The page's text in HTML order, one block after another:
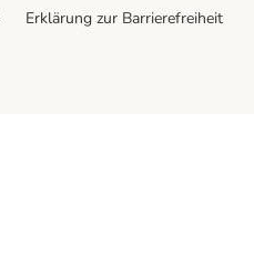
Erklärung zur Barrierefreiheit